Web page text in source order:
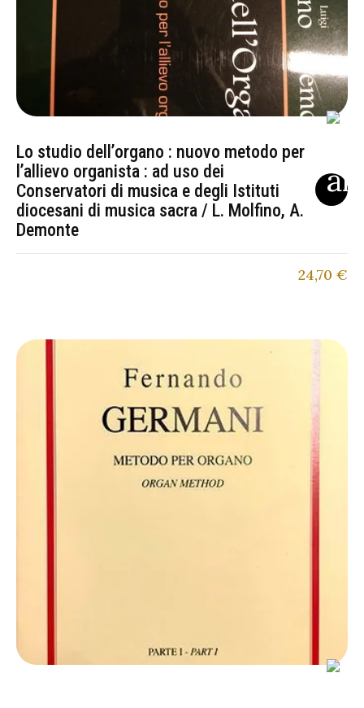
Lo studio dell’organo : nuovo metodo per
l’allievo organista : ad uso dei
Conservatori di musica e degli Istituti
diocesani di musica sacra / L. Molfino, A.
Demonte
24,70 €